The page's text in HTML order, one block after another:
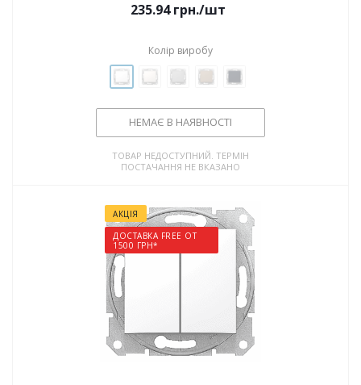
235.94грн./шт
Колір виробу
НЕМАЄ В НАЯВНОСТІ
ТОВАР НЕДОСТУПНИЙ. ТЕРМІН
ПОСТАЧАННЯ НЕ ВКАЗАНО
АКЦІЯ
ДОСТАВКА FREE ОТ
1500 ГРН*